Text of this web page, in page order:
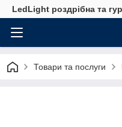
LedLight роздрiбна та
Товари та послуги